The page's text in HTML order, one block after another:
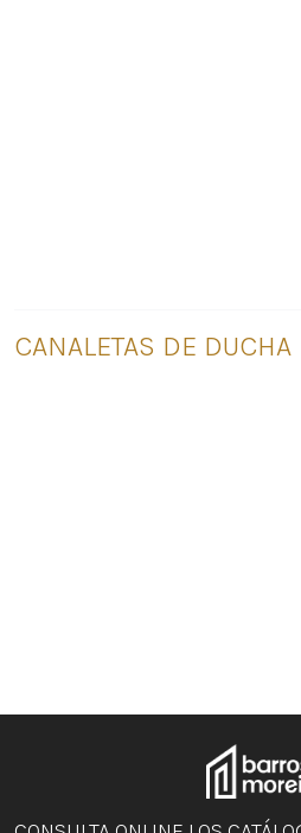
CANALETAS DE DUCHA